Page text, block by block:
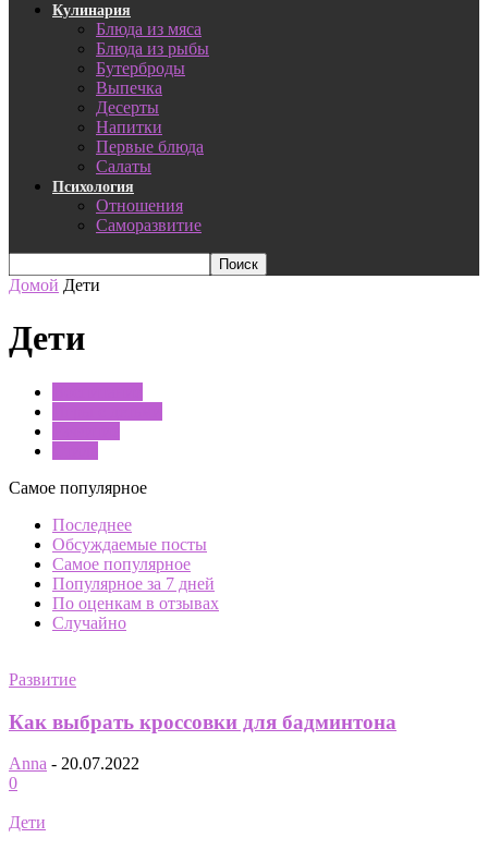
Кулинария
Блюда из мяса
Блюда из рыбы
Бутерброды
Выпечка
Десерты
Напитки
Первые блюда
Салаты
Психология
Отношения
Саморазвитие
Домой Дети
Дети
Самое популярное
Последнее
Обсуждаемые посты
Самое популярное
Популярное за 7 дней
По оценкам в отзывах
Случайно
Развитие
Как выбрать кроссовки для бадминтона
Anna - 20.07.2022
0
Дети